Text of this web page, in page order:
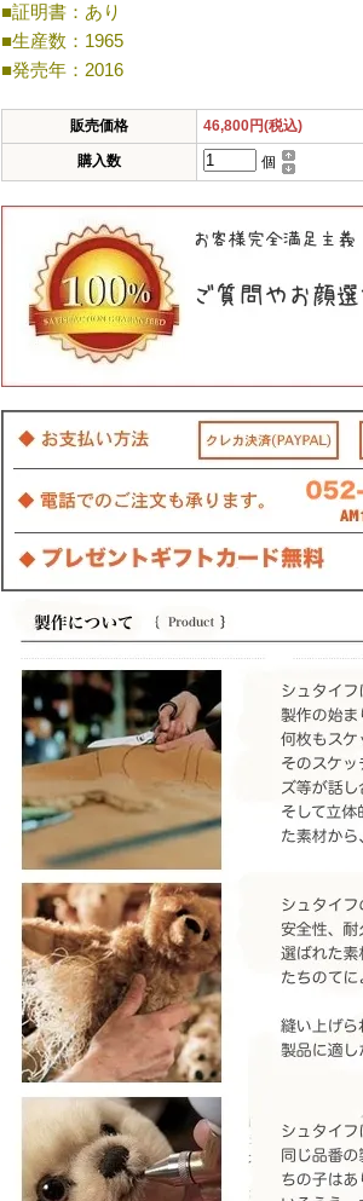
■証明書：あり
■生産数：1965
■発売年：2016
販売価格 46,800円(税込)
購入数 個